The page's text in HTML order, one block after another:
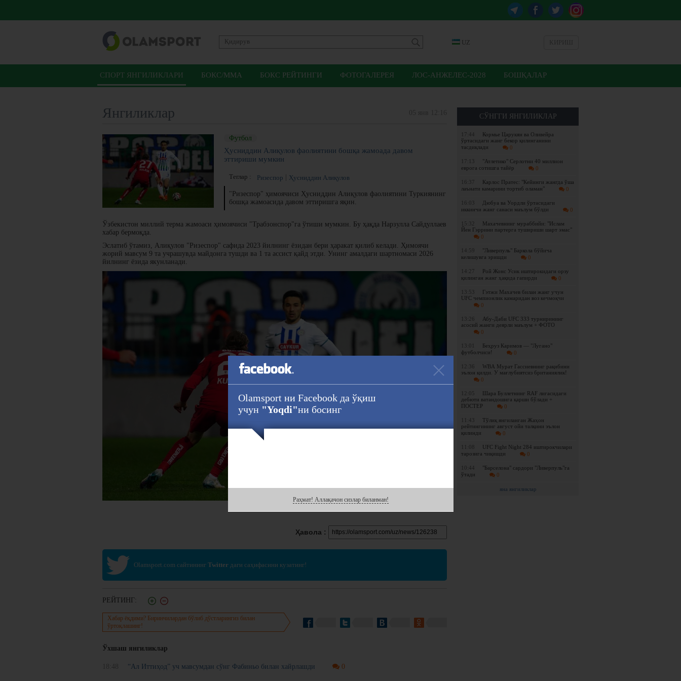
UZ
СПОРТ ЯНГИЛИКЛАРИ БОКС/ММА БОКС РЕЙТИНГИ ФОТОГАЛЕРЕЯ ЛОС-АНЖЕЛЕС-2028 БОШҚАЛАР
СЎНГГИ ЯНГИЛИКЛАР
17:44
Кормье Царукян ва Оливейра
ўртасидаги жанг бекор қилинганини
тасдиқлади
0
17:13
"Атлетико" Серлотни 40 миллион
еврога сотишга тайёр
0
16:37
Карлос Пратес: "Кейинги жангда ўша
лаънати камарини тортиб оламан"
0
16:03
Дюбуа ва Уордли ўртасидаги
иккинчи жанг санаси маълум бўлди
0
15:32
Махачевнинг мураббийи: "Ислам
Йен Гэррини партерга тушириши шарт эмас"
0
14:59
"Ливерпуль" Баркола бўйича
келишувга эришди
0
14:27
Рой Жонс Усик иштирокидаги орзу
қилинган жанг ҳақида гапирди
0
13:53
Гэтжи Махачев билан жанг учун
UFC чемпионлик камаридан воз кечмоқчи
0
13:26
Абу-Даби UFC 333 турнирининг
асосий жанги деярли маълум + ФОТО
0
13:01
Беҳруз Каримов — "Лугано"
футболчиси!
0
12:36
WBА Мурат Гассиевнинг рақибини
эълон қилди. У мағлубиятсиз британиялик!
0
12:05
Шара Буллетнинг RAF лигасидаги
дебюти ватандошига қарши бўлади +
ПОСТЕР
0
11:43
Tўлиқ янгиланган Жаҳон
рейтингининг август ойи талқини эълон
қилинди
0
11:08
UFC Fight Night 284 иштирокчилари
тарозига чиқишди
0
10:44
"Барселона" сардори "Ливерпуль"га
ўтади
0
яна янгиликлар
Янгиликлар
Футбол
Ҳусниддин Алиқулов фаолиятини бошқа жамоада давом
эттириши мумкин
Теглар : Ризеспор Ҳусниддин Алиқулов
"Ризеспор" ҳимоячиси Ҳусниддин Алиқулов фаолиятини Туркиянинг
бошқа жамоасида давом эттиришга яқин.
Ўзбекистон миллий терма жамоаси ҳимоячиси "Трабзонспор"га ўтиши мумкин. Бу ҳақда Нарзулла Сайдуллаев
хабар бермоқда.
Эслатиб ўтамиз, Алиқулов "Ризеспор" сафида 2023 йилнинг ёзидан бери ҳаракат қилиб келади. Ҳимоячи
жорий мавсум 9 та учрашувда майдонга тушди ва 1 та ассист қайд этди. Унинг амалдаги шартномаси 2026
йилнинг ёзида якунланади.
Ҳавола :
Olamsport.com сайтининг Twitter даги саҳифасини кузатинг!
РЕЙТИНГ:
Хабар ёқдими? Биринчилардан бўлиб дўстларингиз билан
ўртоқлашинг!
Ўхшаш янгиликлар
“Ал Иттиҳод” уч мавсумдан сўнг Фабиньо билан хайрлашди 0
Olamsport ни Facebook да ўқиш
учун "Yoqdi"ни босинг
Раҳмат! Аллақачон сизлар биланман!